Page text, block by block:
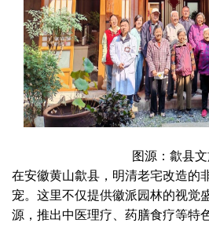
图源：歙县
在安徽黄山歙县，明清老宅改造的
宠。这里不仅提供徽派园林的视觉
源，推出中医理疗、药膳食疗等特